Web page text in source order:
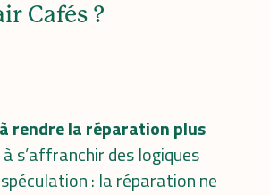
Cafés ?
rendre la réparation plus
s’affranchir des logiques
: la réparation ne